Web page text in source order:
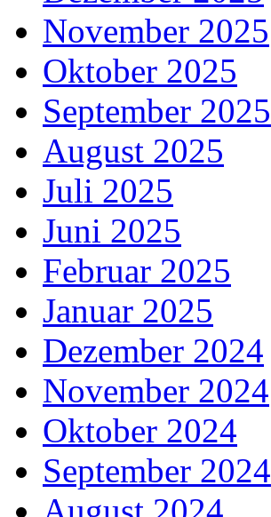
November 2025
Oktober 2025
September 2025
August 2025
Juli 2025
Juni 2025
Februar 2025
Januar 2025
Dezember 2024
November 2024
Oktober 2024
September 2024